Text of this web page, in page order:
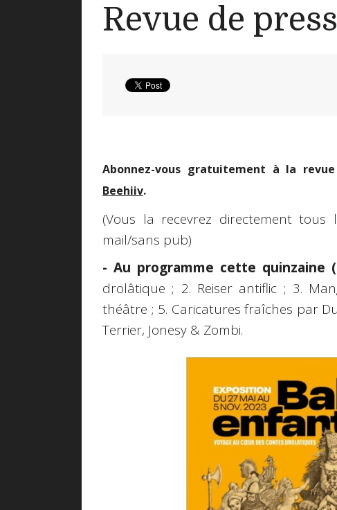
Revue de
Abonnez-vous gratuitement à la
Beehiiv.
(Vous la recevrez directement
mail/sans pub)
- Au programme cette quinzaine
drolâtique ; 2. Reiser antiflic ; 3.
théâtre ; 5. Caricatures fraîches par
Terrier, Jonesy & Zombi.